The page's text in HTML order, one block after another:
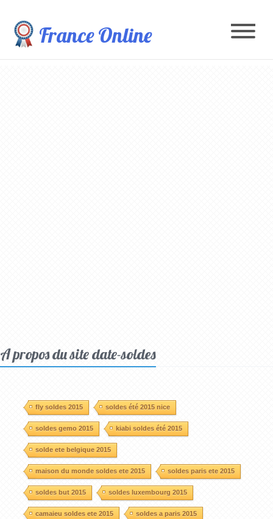
France Online
A propos du site date-soldes
fly soldes 2015 soldes été 2015 nice
soldes gemo 2015 kiabi soldes été 2015
solde ete belgique 2015
maison du monde soldes ete 2015 soldes paris ete 2015
soldes but 2015 soldes luxembourg 2015
camaieu soldes ete 2015 soldes a paris 2015